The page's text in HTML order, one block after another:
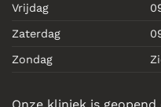
Vrijdag
Zaterdag
Zondag